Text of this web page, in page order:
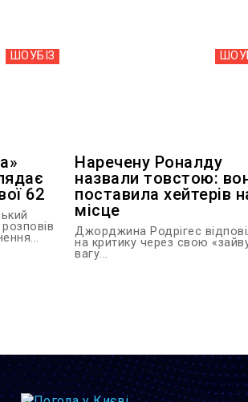
ШОУБIЗ
62
Наречену Роналду
назвали товстою:
поставила хейтерів
місце
Джорджина Родрігес
на критику через свою
вагу...